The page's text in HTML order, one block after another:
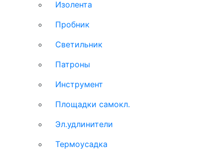
Изолента
Пробник
Светильник
Патроны
Инструмент
Площадки самокл.
Эл.удлинители
Термоусадка